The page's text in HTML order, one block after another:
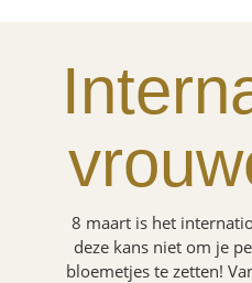
8 maart is het
deze kans niet om je
bloemetjes te zetten!